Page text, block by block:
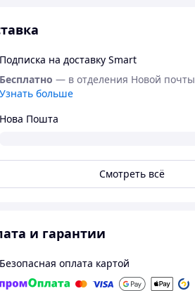
Подписка на доставку Smart
Бесплатно — в отделения Новой почты
Узнать больше
Нова Пошта
Смотреть всё
и гарантии
Безопасная оплата картой